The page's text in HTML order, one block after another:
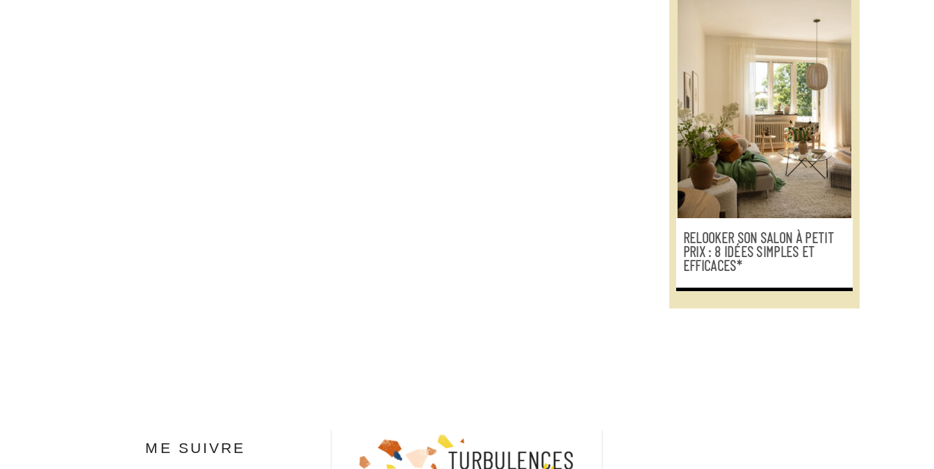
RELOOKER SON SALON À PETIT
PRIX : 8 IDÉES SIMPLES ET
EFFICACES*
ME SUIVRE